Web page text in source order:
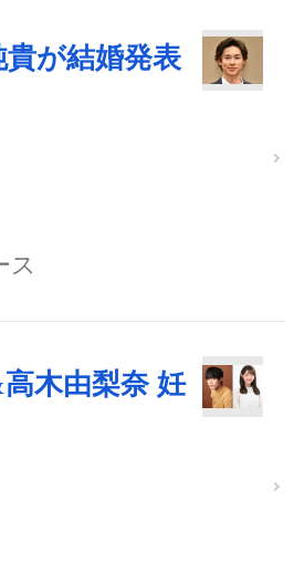
が結婚発表
ス
木由梨奈 妊